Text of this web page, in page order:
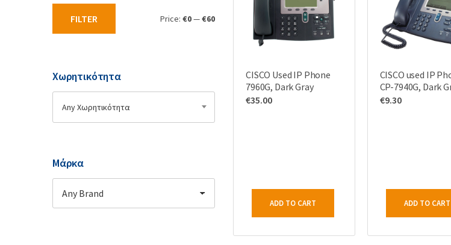
CISCO Used IP Phone
7960G, Dark Gray
€35.00
ADD TO CART
CISCO used IP
CP-7940G, Dark
€9.30
ADD TO CART
FILTER Price: €0—€60
Χωρητικότητα
Any Χωρητικότητα
Μάρκα